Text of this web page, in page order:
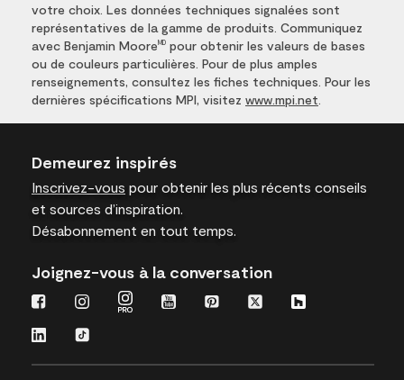
votre choix. Les données techniques signalées sont
représentatives de la gamme de produits. Communiquez
avec Benjamin Moore MD pour obtenir les valeurs de bases
ou de couleurs particulières. Pour de plus amples
renseignements, consultez les fiches techniques. Pour les
dernières spécifications MPI, visitez www.mpi.net
Demeurez inspirés
Inscrivez-vous pour obtenir les plus récents conseils
et sources d’inspiration.
Désabonnement en tout temps.
Joignez-vous à la conversation